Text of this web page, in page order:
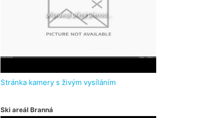
Stránka kamery s živým vysíláním
Ski areál Branná